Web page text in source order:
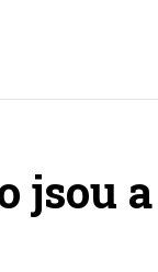
jsou